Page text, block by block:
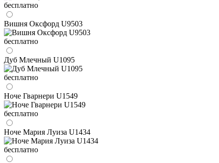
бесплатно
Вишня Оксфорд U9503
бесплатно
Дуб Млечный U1095
бесплатно
Ноче Гварнери U1549
бесплатно
Ноче Мария Луиза U1434
бесплатно